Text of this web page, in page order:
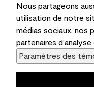
Nous partageons
utilisation de notre
médias sociaux, nos
partenaires
Paramètres des
Les couleurs
documents
en contenant.